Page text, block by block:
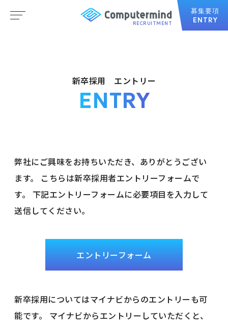
RECRUITMENT
新卒採用 エントリー
ENTRY
弊社にご興味をお持ちいただき、ありがとうござい
ます。
こちらは新卒採用者エントリーフォームで
す。
下記エントリーフォームに必要項目を入力して
送信してください。
エントリーフォーム
新卒採用についてはマイナビからのエントリーも可
能です。
マイナビからエントリーしていただくと、
募集要項
ENTRY